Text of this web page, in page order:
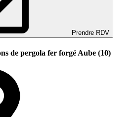
Prendre RDV
de pergola fer forgé Aube (10)